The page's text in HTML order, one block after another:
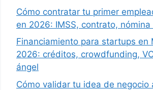
Cómo contratar tu primer
en 2026: IMSS, contrato, nómina
Financiamiento para startups en
2026: créditos, crowdfunding,
ángel
Cómo validar tu idea de negocio